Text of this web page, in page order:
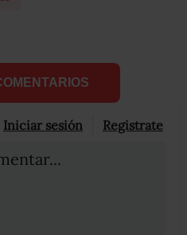
Iniciar sesión Registrate